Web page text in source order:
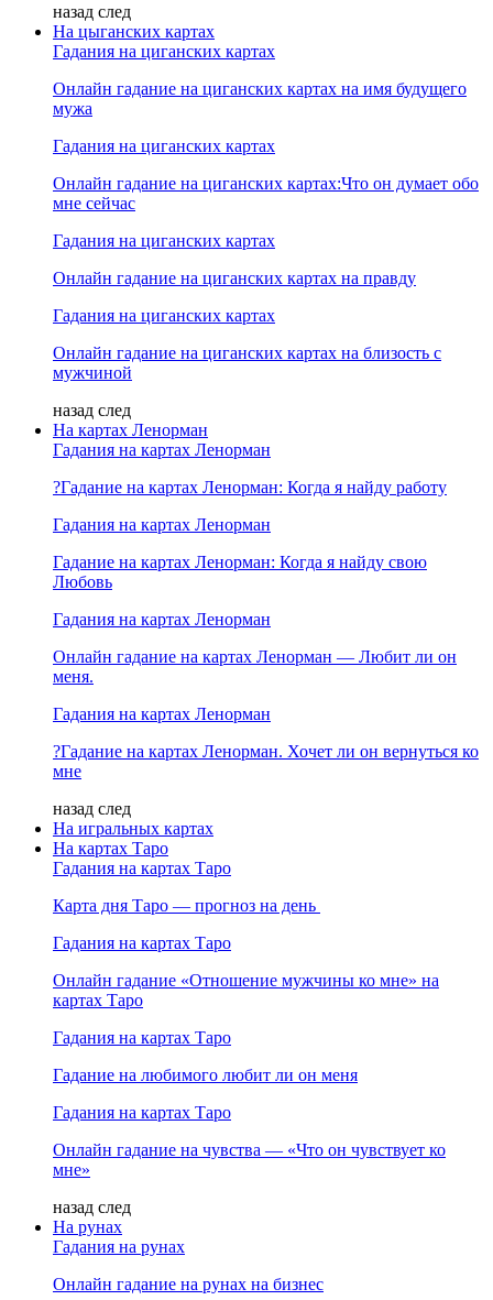
назад след
На цыганских картах
Гадания на циганских картах
Онлайн гадание на циганских картах на имя будущего
мужа
Гадания на циганских картах
Онлайн гадание на циганских картах:Что он думает обо
мне сейчас
Гадания на циганских картах
Онлайн гадание на циганских картах на правду
Гадания на циганских картах
Онлайн гадание на циганских картах на близость с
мужчиной
назад след
На картах Ленорман
Гадания на картах Ленорман
?Гадание на картах Ленорман: Когда я найду работу
Гадания на картах Ленорман
Гадание на картах Ленорман: Когда я найду свою
Любовь
Гадания на картах Ленорман
Онлайн гадание на картах Ленорман — Любит ли он
меня.
Гадания на картах Ленорман
?Гадание на картах Ленорман. Хочет ли он вернуться ко
мне
назад след
На игральных картах
На картах Таро
Гадания на картах Таро
Карта дня Таро — прогноз на день
Гадания на картах Таро
Онлайн гадание «Отношение мужчины ко мне» на
картах Таро
Гадания на картах Таро
Гадание на любимого любит ли он меня
Гадания на картах Таро
Онлайн гадание на чувства — «Что он чувствует ко
мне»
назад след
На рунах
Гадания на рунах
Онлайн гадание на рунах на бизнес